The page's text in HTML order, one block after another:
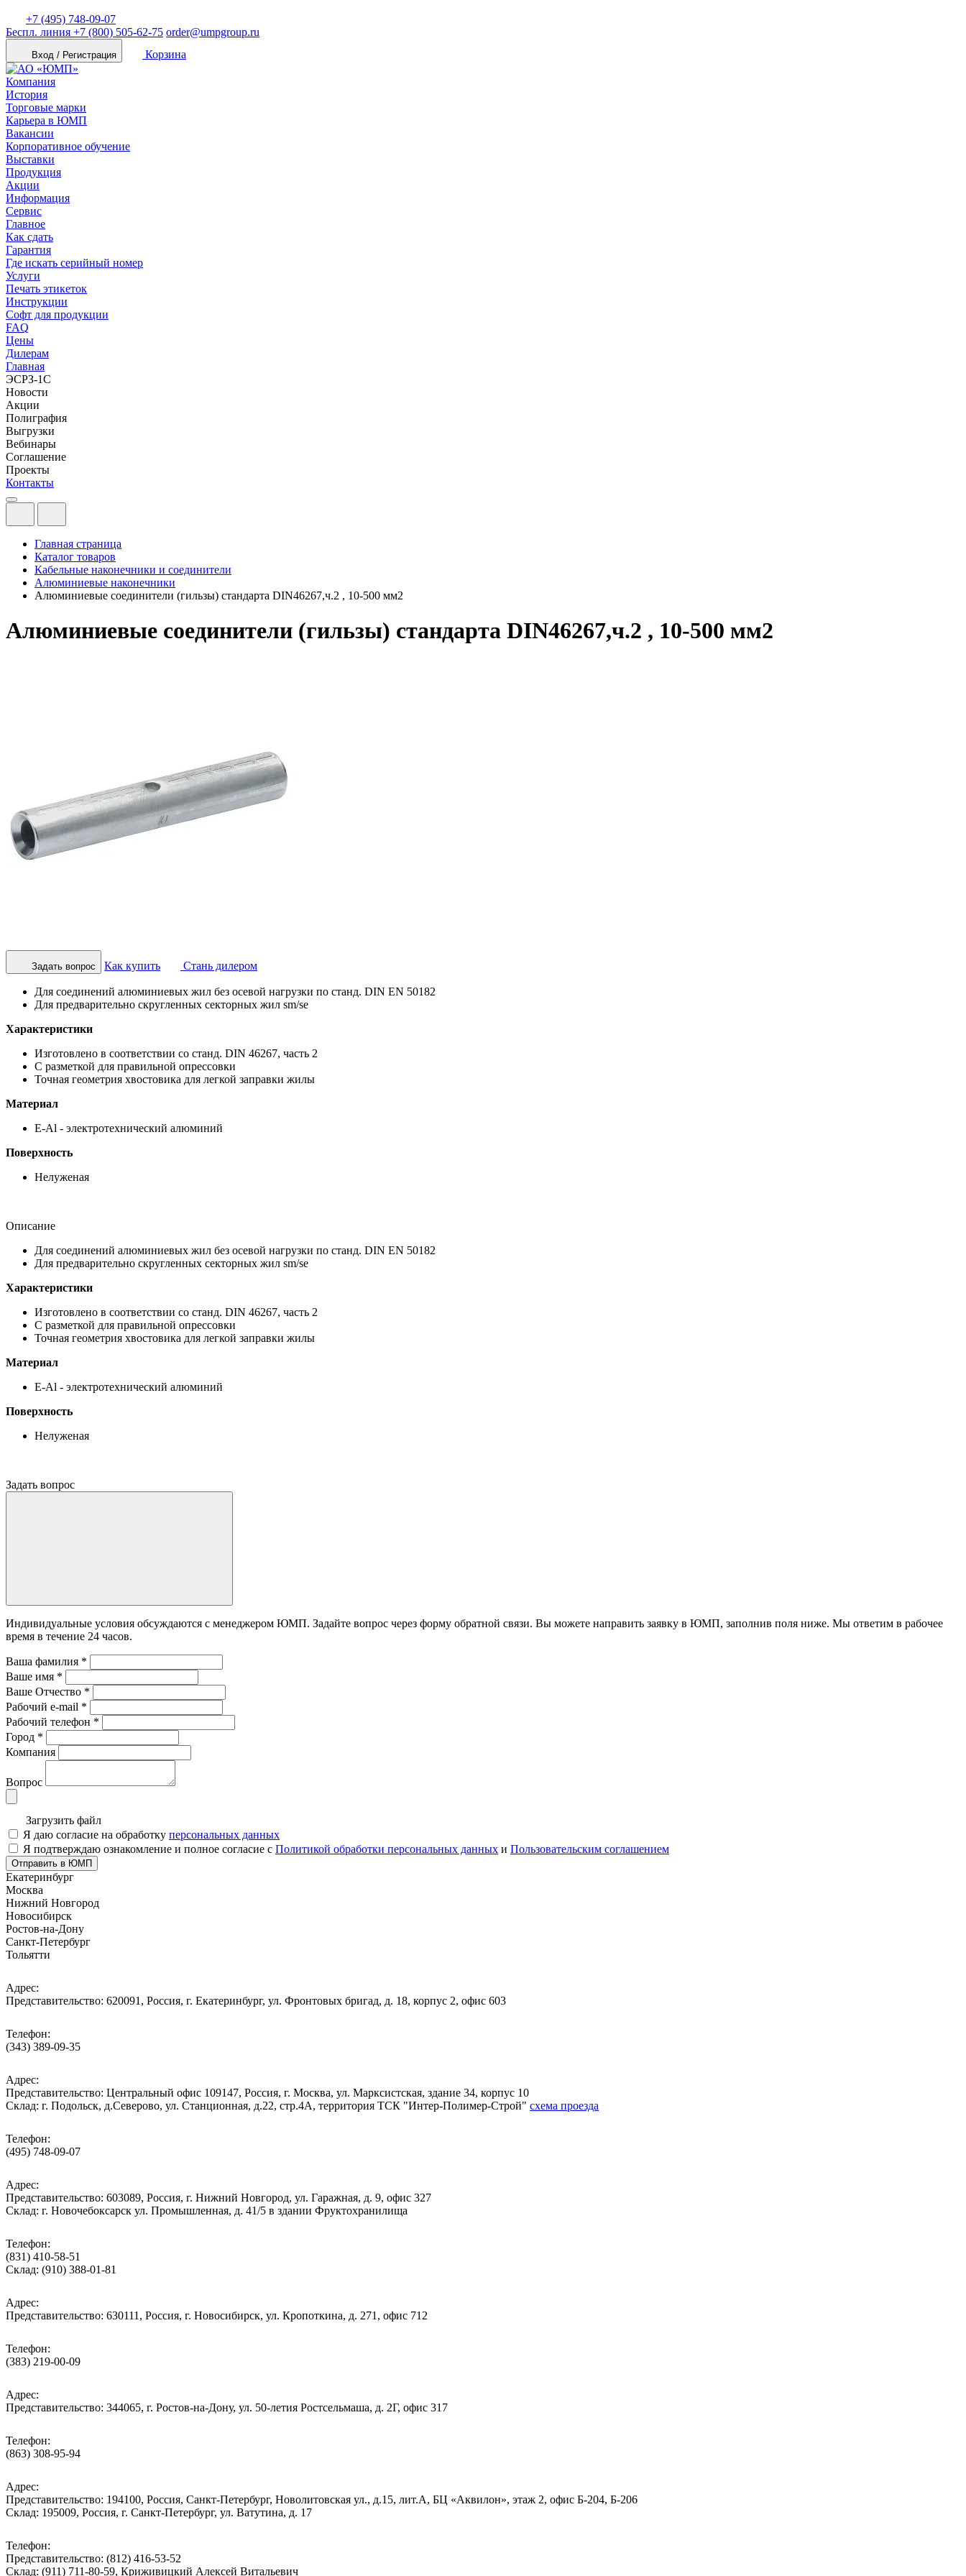
+7 (495) 748-09-07
Беспл. линия +7 (800) 505-62-75 order@umpgroup.ru
Вход / Регистрация Корзина
Компания
История
Торговые марки
Карьера в ЮМП
Вакансии
Корпоративное обучение
Выставки
Продукция
Акции
Информация
Сервис
Главное
Как сдать
Гарантия
Где искать серийный номер
Услуги
Печать этикеток
Инструкции
Софт для продукции
FAQ
Цены
Дилерам
Главная
ЭСРЗ-1С
Новости
Акции
Полиграфия
Выгрузки
Вебинары
Соглашение
Проекты
Контакты
Главная страница
Каталог товаров
Кабельные наконечники и соединители
Алюминиевые наконечники
Алюминиевые соединители (гильзы) стандарта DIN46267,ч.2 , 10-500 мм2
Алюминиевые соединители (гильзы) стандарта DIN46267,ч.2 , 10-500 мм2
Задать вопрос Как купить Стань дилером
Для соединений алюминиевых жил без осевой нагрузки по станд. DIN EN 50182
Для предварительно скругленных секторных жил sm/se
Характеристики
Изготовлено в соответствии со станд. DIN 46267, часть 2
С разметкой для правильной опрессовки
Точная геометрия хвостовика для легкой заправки жилы
Материал
E-Al - электротехнический алюминий
Поверхность
Нелуженая
Описание
Для соединений алюминиевых жил без осевой нагрузки по станд. DIN EN 50182
Для предварительно скругленных секторных жил sm/se
Характеристики
Изготовлено в соответствии со станд. DIN 46267, часть 2
С разметкой для правильной опрессовки
Точная геометрия хвостовика для легкой заправки жилы
Материал
E-Al - электротехнический алюминий
Поверхность
Нелуженая
Задать вопрос
Индивидуальные условия обсуждаются с менеджером ЮМП. Задайте вопрос через форму обратной связи. Вы можете направить заявку в ЮМП, заполнив поля ниже. Mы ответим в рабочее
время в течение 24 часов.
Ваша фамилия *
Ваше имя *
Ваше Отчество *
Рабочий e-mail *
Рабочий телефон *
Город *
Компания
Вопрос
Загрузить файл
Я даю согласие на обработку персональных данных
Я подтверждаю ознакомление и полное согласие с Политикой обработки персональных данных и Пользовательским соглашением
Отправить в ЮМП
Екатеринбург
Москва
Нижний Новгород
Новосибирск
Ростов-на-Дону
Санкт-Петербург
Тольятти
Адрес:
Представительство: 620091, Россия, г. Екатеринбург, ул. Фронтовых бригад, д. 18, корпус 2, офис 603
Телефон:
(343) 389-09-35
Адрес:
Представительство: Центральный офис 109147, Россия, г. Москва, ул. Марксистская, здание 34, корпус 10
Cклад: г. Подольск, д.Северово, ул. Станционная, д.22, стр.4А, территория ТСК "Интер-Полимер-Строй" схема проезда
Телефон:
(495) 748-09-07
Адрес:
Представительство: 603089, Россия, г. Нижний Новгород, ул. Гаражная, д. 9, офис 327
Склад: г. Новочебоксарск ул. Промышленная, д. 41/5 в здании Фруктохранилища
Телефон:
(831) 410-58-51
Склад: (910) 388-01-81
Адрес:
Представительство: 630111, Россия, г. Новосибирск, ул. Кропоткина, д. 271, офис 712
Телефон:
(383) 219-00-09
Адрес:
Представительство: 344065, г. Ростов-на-Дону, ул. 50-летия Ростсельмаша, д. 2Г, офис 317
Телефон:
(863) 308-95-94
Адрес:
Представительство: 194100, Россия, Санкт-Петербург, Новолитовская ул., д.15, лит.А, БЦ «Аквилон», этаж 2, офис Б-204, Б-206
Склад: 195009, Россия, г. Санкт-Петербург, ул. Ватутина, д. 17
Телефон:
Представительство: (812) 416-53-52
Склад: (911) 711-80-59, Криживицкий Алексей Витальевич